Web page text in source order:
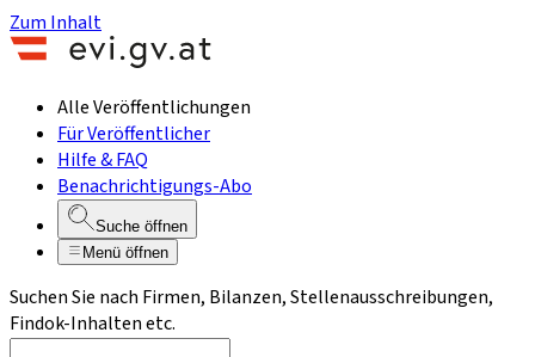
Zum Inhalt
Alle Veröffentlichungen
Für Veröffentlicher
Hilfe & FAQ
Benachrichtigungs-Abo
Suche öffnen
Menü öffnen
Suchen Sie nach Firmen, Bilanzen, Stellenausschreibungen,
Findok-Inhalten etc.